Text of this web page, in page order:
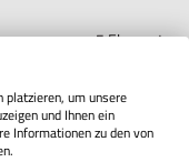
5Elemente
platzieren, um unsere
und Ihnen ein
Informationen zu den von